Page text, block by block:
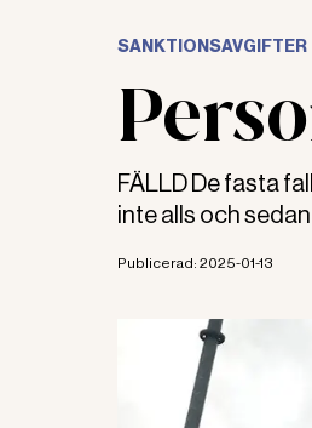
SANKTIONSAVGIFTER
FÄLLD De fasta
inte alls och
Publicerad: 2025-01-13